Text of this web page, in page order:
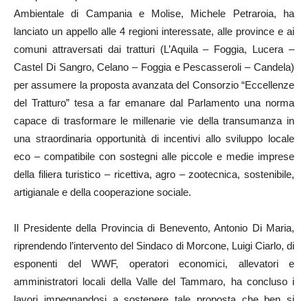
Ambientale di Campania e Molise, Michele Petraroia, ha
lanciato un appello alle 4 regioni interessate, alle province e ai
comuni attraversati dai tratturi (L’Aquila – Foggia, Lucera –
Castel Di Sangro, Celano – Foggia e Pescasseroli – Candela)
per assumere la proposta avanzata del Consorzio “Eccellenze
del Tratturo” tesa a far emanare dal Parlamento una norma
capace di trasformare le millenarie vie della transumanza in
una straordinaria opportunità di incentivi allo sviluppo locale
eco – compatibile con sostegni alle piccole e medie imprese
della filiera turistico – ricettiva, agro – zootecnica, sostenibile,
artigianale e della cooperazione sociale.
Il Presidente della Provincia di Benevento, Antonio Di Maria,
riprendendo l’intervento del Sindaco di Morcone, Luigi Ciarlo, di
esponenti del WWF, operatori economici, allevatori e
amministratori locali della Valle del Tammaro, ha concluso i